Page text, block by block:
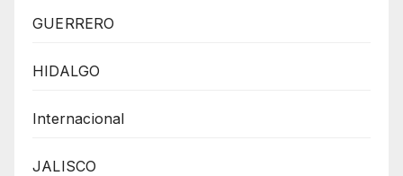
GUERRERO
HIDALGO
Internacional
JALISCO